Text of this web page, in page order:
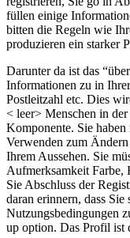
füllen einige
bitten die Regeln wie
produzieren ein starker
Darunter da ist das
Informationen zu in
Postleitzahl etc. Dies
< leer> Menschen in
Komponente. Sie
Verwenden zum
Ihrem Aussehen. Sie
Aufmerksamkeit Farbe,
Sie Abschluss der
daran erinnern, dass
Nutzungsbedingungen
up option. Das Profil ist